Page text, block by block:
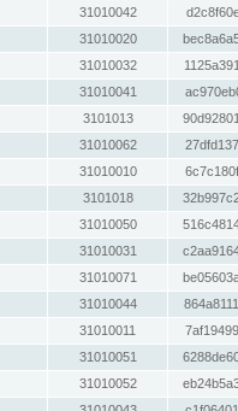
31010042
31010020
31010032
31010041
3101013
31010062
31010010
3101018
31010050
31010031
31010071
31010044
31010011
31010051
31010052